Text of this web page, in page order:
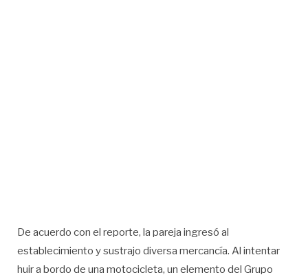
De acuerdo con el reporte, la pareja ingresó al
establecimiento y sustrajo diversa mercancía. Al intentar
huir a bordo de una motocicleta, un elemento del Grupo